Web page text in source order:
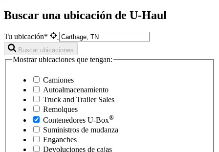
Buscar una ubicación de U-Haul
Tu ubicación*
Buscar ubicaciones
Mostrar ubicaciones que tengan:
Camiones
Autoalmacenamiento
Truck and Trailer Sales
Remolques
Contenedores U-Box®
Suministros de mudanza
Enganches
Devoluciones de cajas